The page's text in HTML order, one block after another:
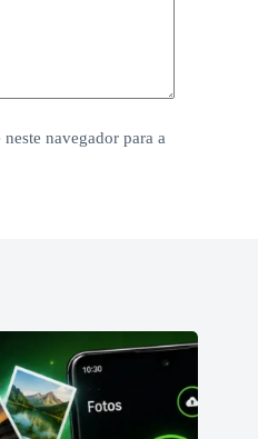
navegador para a